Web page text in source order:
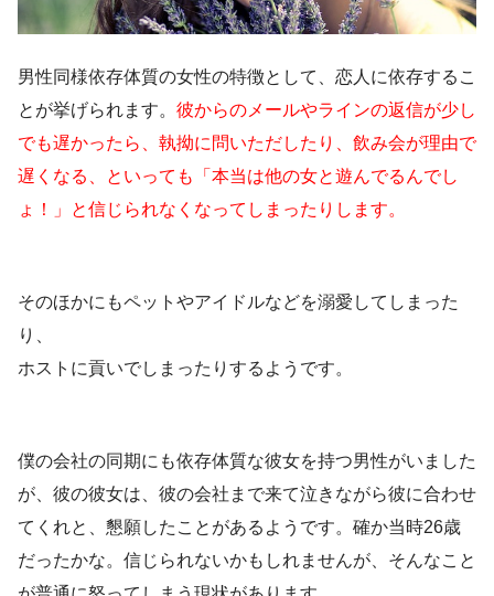
男性同様依存体質の女性の特徴として、恋人に依存するこ
とが挙げられます。 彼からのメールやラインの返信が少し
でも遅かったら、執拗に問いただしたり、飲み会が理由で
遅くなる、といっても「本当は他の女と遊んでるんでし
ょ！」と信じられなくなってしまったりします。
そのほかにもペットやアイドルなどを溺愛してしまった
り、
ホストに貢いでしまったりするようです。
僕の会社の同期にも依存体質な彼女を持つ男性がいました
が、彼の彼女は、彼の会社まで来て泣きながら彼に合わせ
てくれと、懇願したことがあるようです。確か当時26歳
だったかな。信じられないかもしれませんが、そんなこと